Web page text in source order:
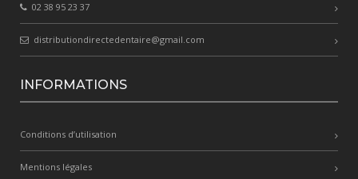
02 38 95 23 37
distributiondirectedentaire@gmail.com
INFORMATIONS
Conditions d’utilisation
Mentions légales